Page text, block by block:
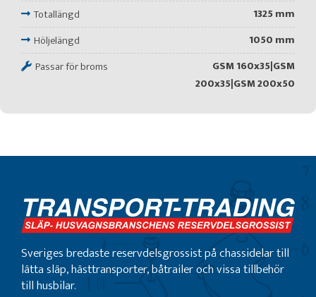
Totallängd
1325 mm
Höljelängd
1050 mm
Passar för broms
GSM 160x35|GSM
200x35|GSM 200x50
Sveriges bredaste reservdelsgrossist på chassidelar till
lätta släp, hästtransporter, båtrailer och vissa tillbehör
till husbilar.